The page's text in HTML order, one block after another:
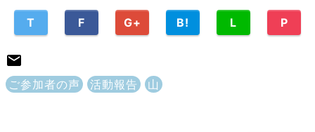
T F G+ B! L P
ご参加者の声 活動報告 山